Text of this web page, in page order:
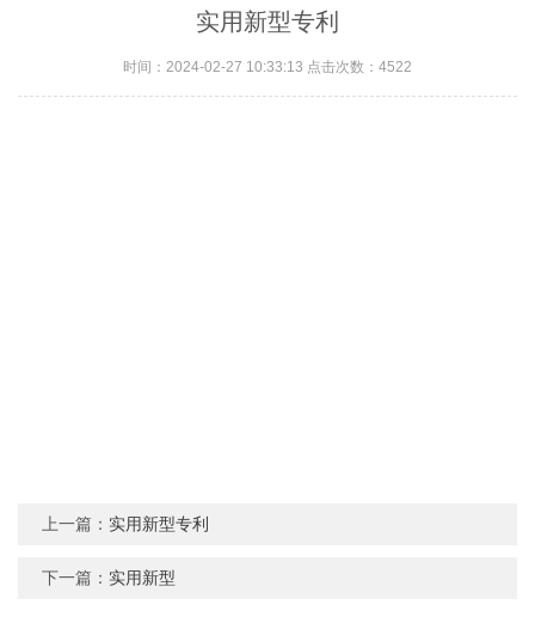
实用新型专利
时间：2024-02-27 10:33:13 点击次数：4522
上一篇： 实用新型专利
下一篇： 实用新型